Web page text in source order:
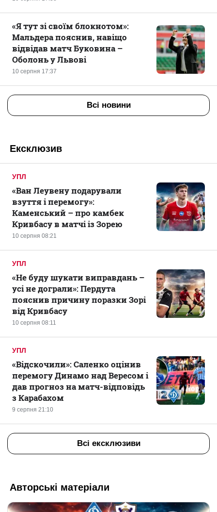
10 серпня 17:37
«Я тут зі своїм блокнотом»:
Мальдера пояснив, навіщо
відвідав матч Буковина –
Оболонь у Львові
Всі новини
Ексклюзив
УПЛ
10 серпня 08:21
«Ван Леувену подарували
взуття і перемогу»:
Каменський – про камбек
Кривбасу в матчі із Зорею
УПЛ
10 серпня 08:11
«Не буду шукати виправдань –
усі не дограли»: Пердута
пояснив причину поразки Зорі
від Кривбасу
УПЛ
9 серпня 21:10
«Відскочили»: Саленко оцінив
перемогу Динамо над Вересом і
дав прогноз на матч-відповідь
з Карабахом
Всі ексклюзиви
Авторські матеріали